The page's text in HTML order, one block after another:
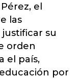
el
las
su
orden
el país,
por